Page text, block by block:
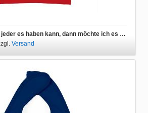
Kinder T-Shirt Wenn jeder es haben kann, dann möchte ich es nicht.
Versand